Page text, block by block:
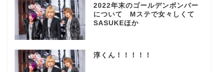
2022年末のゴールデンボンバー
について Mステで女々しくて
SASUKEほか
淳くん！！！！！